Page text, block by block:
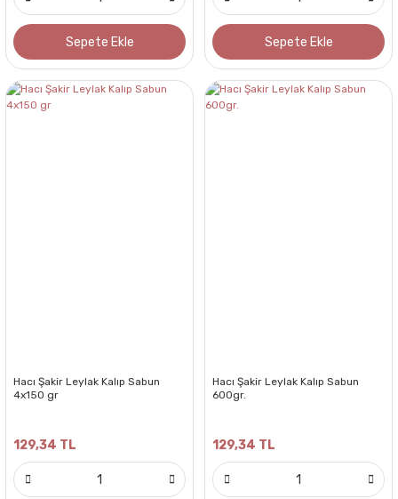
Sepete Ekle Sepete Ekle
Hacı Şakir Leylak Kalıp Sabun
4x150 gr
129,34 TL
Hacı Şakir Leylak Kalıp Sabun
600gr.
129,34 TL